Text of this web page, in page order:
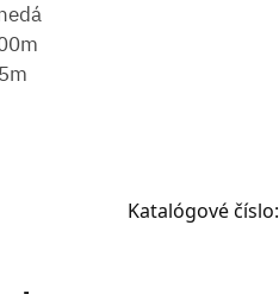
Katalógové číslo: